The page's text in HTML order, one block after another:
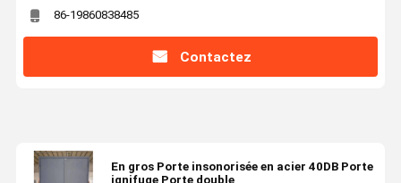
86-19860838485
Contactez
En gros Porte insonorisée en acier 40DB Porte
ignifuge Porte double